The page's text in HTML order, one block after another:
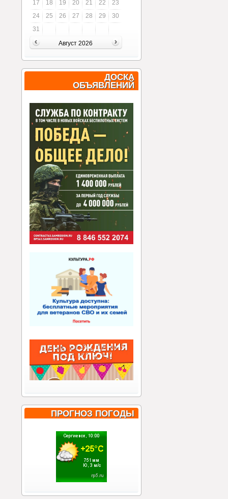
17
18 19 20 21 22
23
24
25 26 27 28 29
30
31
Август 2026
ДОСКА
ОБЪЯВЛЕНИЙ
ПРОГНОЗ ПОГОДЫ